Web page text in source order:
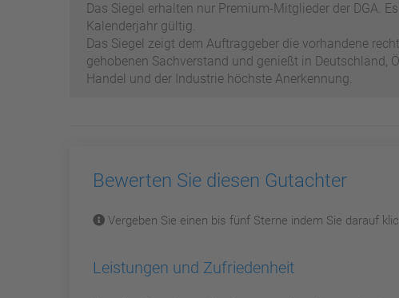
Das Siegel erhalten nur Premium-Mitglieder der DGA.
Kalenderjahr gültig.
Das Siegel zeigt dem Auftraggeber die vorhandene
gehobenen Sachverstand und genießt in Deutschland,
Handel und der Industrie höchste Anerkennung.
Bewerten Sie diesen Gutachter
Vergeben Sie einen bis fünf Sterne indem Sie darauf
Leistungen und Zufriedenheit